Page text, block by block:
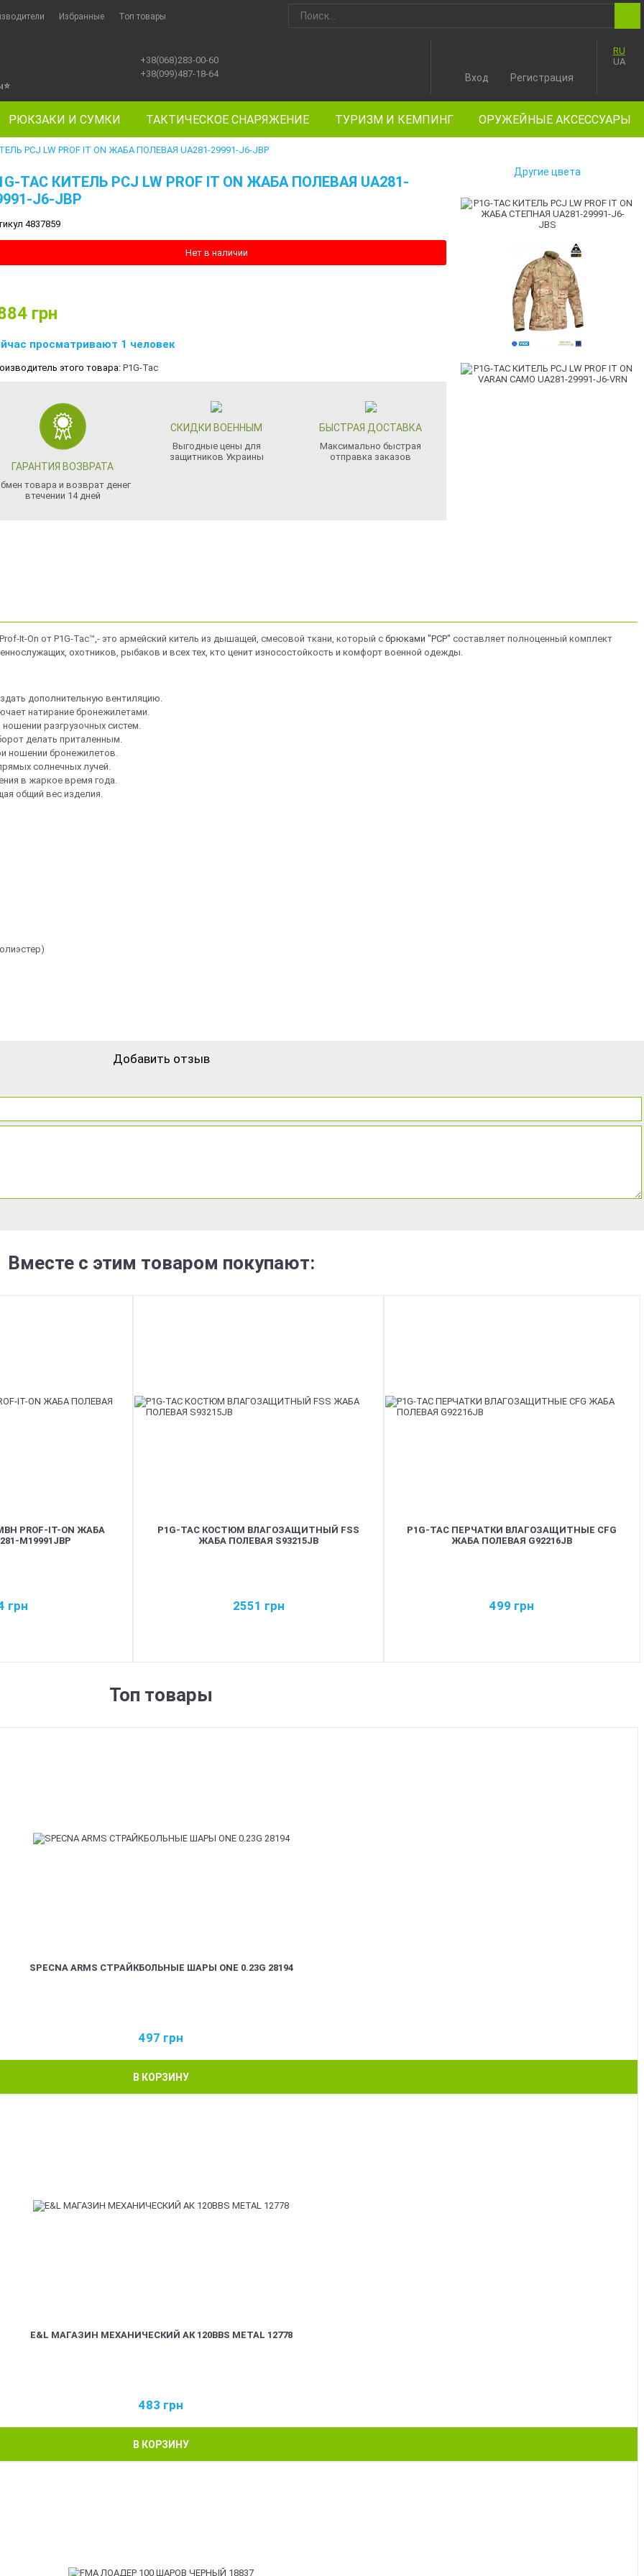
Избранные Топ товары
⭐
+38(068)283-00-60
+38(099)487-18-64
RU
UA
Вход Регистрация
РЮКЗАКИ И СУМКИ ТАКТИЧЕСКОЕ СНАРЯЖЕНИЕ ТУРИЗМ И КЕМПИНГ ОРУЖЕЙНЫЕ АКСЕССУАРЫ
PCJ LW PROF IT ON ЖАБА ПОЛЕВАЯ UA281-29991-J6-JBP
TAC КИТЕЛЬ PCJ LW PROF IT ON ЖАБА ПОЛЕВАЯ UA281-
J6-JBP
4837859
Нет в наличии
грн
просматривают 1 человек
этого товара: P1G-Tac
ГАРАНТИЯ ВОЗВРАТА
товара и возврат денег
втечении 14 дней
СКИДКИ ВОЕННЫМ
Выгодные цены для
защитников Украины
БЫСТРАЯ ДОСТАВКА
Максимально быстрая
отправка заказов
Другие цвета
It-On от P1G-Tac™,- это армейский китель из дышащей, смесовой ткани, который с брюками "PCP" составляет полноценный комплект
охотников, рыбаков и всех тех, кто ценит износостойкость и комфорт военной одежды.
дополнительную вентиляцию.
натирание бронежилетами.
разгрузочных систем.
делать приталенным.
ношении бронежилетов.
солнечных лучей.
в жаркое время года.
общий вес изделия.
Добавить отзыв
Вместе с этим товаром покупают:
PROF-IT-ON ЖАБА
M19991JBP
грн
P1G-TAC КОСТЮМ ВЛАГОЗАЩИТНЫЙ FSS
ЖАБА ПОЛЕВАЯ S93215JB
2551 грн
P1G-TAC ПЕРЧАТКИ ВЛАГОЗАЩИТНЫЕ CFG
ЖАБА ПОЛЕВАЯ G92216JB
499 грн
Топ товары
SPECNA ARMS СТРАЙКБОЛЬНЫЕ ШАРЫ ONE 0.23G 28194
497 грн
В КОРЗИНУ
E&L МАГАЗИН МЕХАНИЧЕСКИЙ АК 120BBS METAL 12778
483 грн
В КОРЗИНУ